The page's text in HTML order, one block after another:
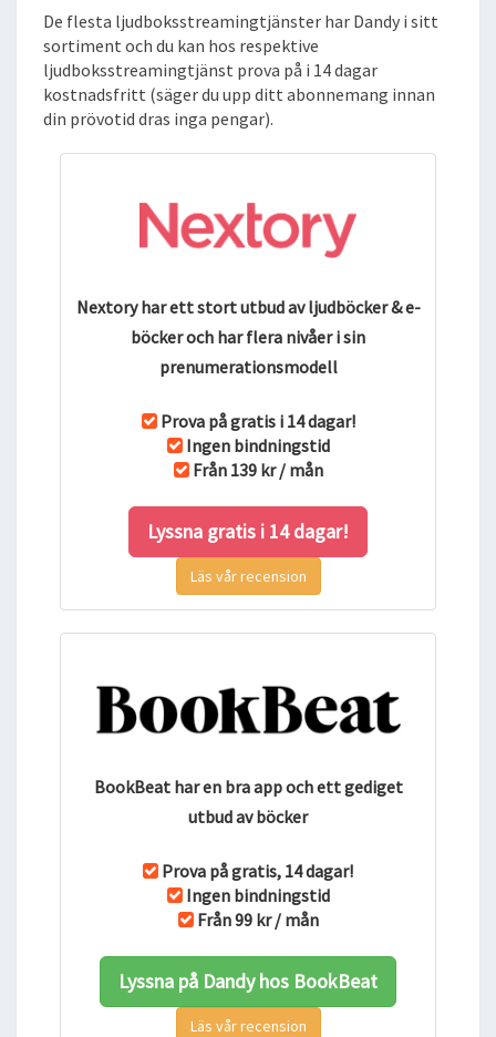
De flesta ljudboksstreamingtjänster har Dandy i sitt
sortiment och du kan hos respektive
ljudboksstreamingtjänst prova på i 14 dagar
kostnadsfritt (säger du upp ditt abonnemang innan
din prövotid dras inga pengar).
Nextory har ett stort utbud av ljudböcker & e-
böcker och har flera nivåer i sin
prenumerationsmodell
Prova på gratis i 14 dagar!
Ingen bindningstid
Från 139 kr / mån
Lyssna gratis i 14 dagar!
Läs vår recension
BookBeat har en bra app och ett gediget
utbud av böcker
Prova på gratis, 14 dagar!
Ingen bindningstid
Från 99 kr / mån
Lyssna på Dandy hos BookBeat
Läs vår recension